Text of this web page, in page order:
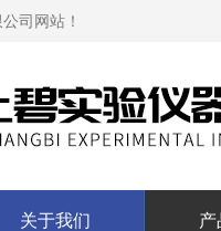
司网站！
关于我们 产